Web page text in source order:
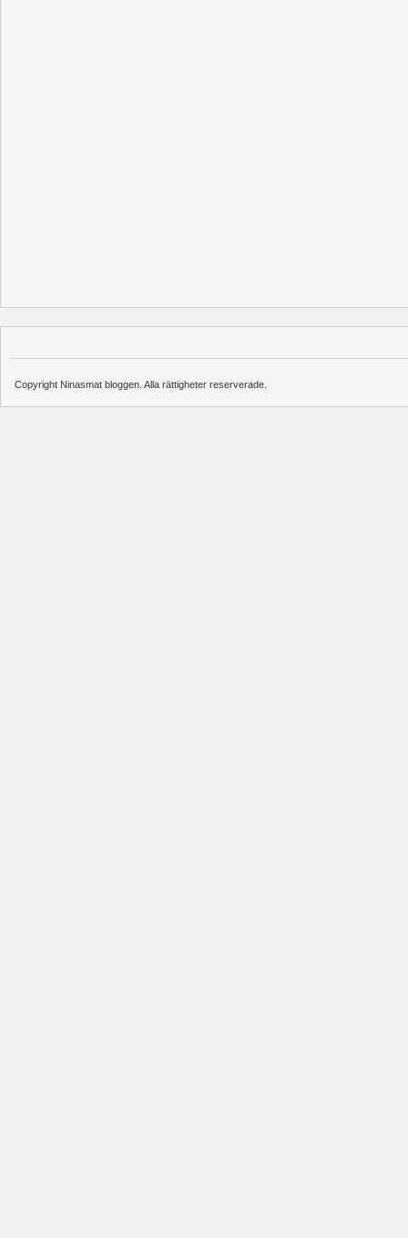
Copyright Ninasmat bloggen. Alla rättigheter reserverade.